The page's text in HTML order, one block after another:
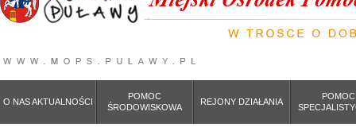
O NAS AKTUALNOŚCI
POMOC
ŚRODOWISKOWA
REJONY DZIAŁANIA
POMOC